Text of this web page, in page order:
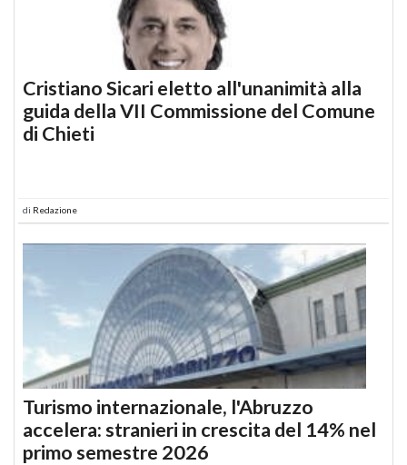
Cristiano Sicari eletto all'unanimità alla
guida della VII Commissione del Comune
di Chieti
di Redazione
Turismo internazionale, l'Abruzzo
accelera: stranieri in crescita del 14% nel
primo semestre 2026